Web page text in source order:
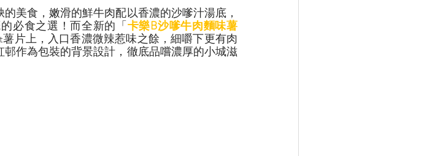
美食，嫩滑的鮮牛肉配以香濃的沙嗲汁湯底，
必食之選！而全新的「卡樂B沙嗲牛肉麵味薯
片上，入口香濃微辣惹味之餘，細嚼下更有肉
作為包裝的背景設計，徹底品嚐濃厚的小城滋